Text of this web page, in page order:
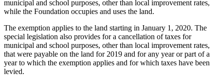
municipal and school purposes, other than local improvement rates,
while the Foundation occupies and uses the land.
The exemption applies to the land starting in January 1, 2020. The
special legislation also provides for a cancellation of taxes for
municipal and school purposes, other than local improvement rates,
that were payable on the land for 2019 and for any year or part of a
year to which the exemption applies and for which taxes have been
levied.